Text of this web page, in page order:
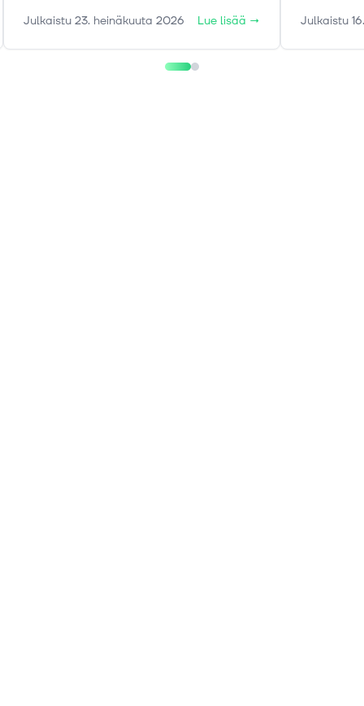
liikkeiden taustalla vaikuttaneita
tekijöitä sekä keskeisiä riskejä ja
ajureita, jotka voivat määrittää
Julkaistu 23. heinäkuuta 2026 Lue lisää → Julkaistu